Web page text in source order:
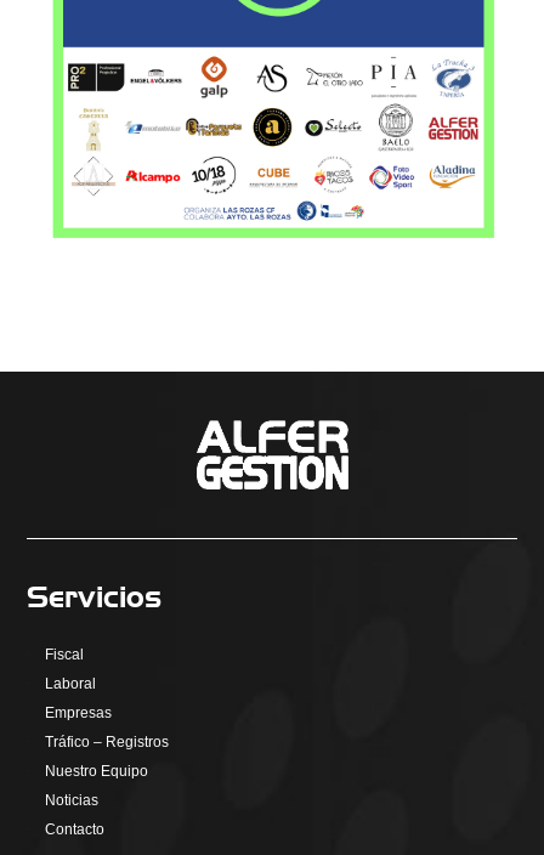
Servicios
Fiscal
Laboral
Empresas
Tráfico – Registros
Nuestro Equipo
Noticias
Contacto